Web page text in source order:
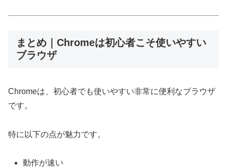
まとめ｜Chromeは初心者こそ使いやすい
ブラウザ
Chromeは、初心者でも使いやすい非常に便利なブラウザ
です。
特に以下の点が魅力です。
動作が速い